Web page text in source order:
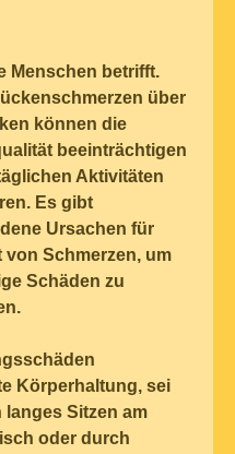
über
können die
beeinträchtigen
Aktivitäten
Es gibt
Ursachen für
von Schmerzen, um
Schäden zu
Körperhaltung, sei
langes Sitzen am
oder durch